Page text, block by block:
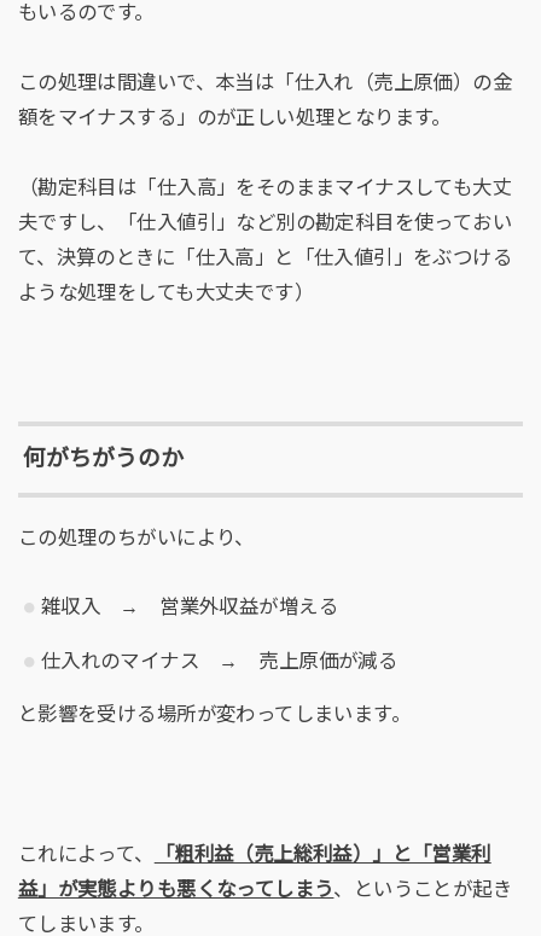
もいるのです。
この処理は間違いで、本当は「仕入れ（売上原価）の金
額をマイナスする」のが正しい処理となります。
（勘定科目は「仕入高」をそのままマイナスしても大丈
夫ですし、「仕入値引」など別の勘定科目を使っておい
て、決算のときに「仕入高」と「仕入値引」をぶつける
ような処理をしても大丈夫です）
何がちがうのか
この処理のちがいにより、
雑収入 → 営業外収益が増える
仕入れのマイナス → 売上原価が減る
と影響を受ける場所が変わってしまいます。
これによって、
「粗利益（売上総利益）」と「営業利
益」が実態よりも悪くなってしまう、ということが起き
てしまいます。